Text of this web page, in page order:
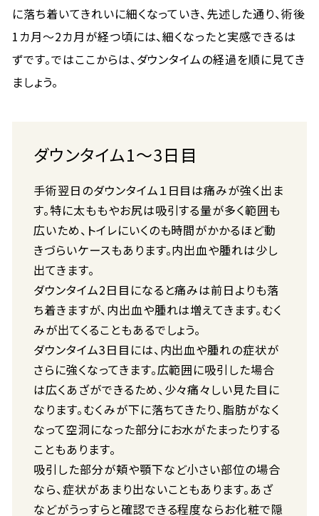
に落ち着いてきれいに細くなっていき、先述した通り、術後
1カ月〜2カ月が経つ頃には、細くなったと実感できるは
ずです。ではここからは、ダウンタイムの経過を順に見てき
ましょう。
ダウンタイム1～3日目
手術翌日のダウンタイム１日目は痛みが強く出ま
す。特に太ももやお尻は吸引する量が多く範囲も
広いため、トイレにいくのも時間がかかるほど動
きづらいケースもあります。内出血や腫れは少し
出てきます。
ダウンタイム2日目になると痛みは前日よりも落
ち着きますが、内出血や腫れは増えてきます。むく
みが出てくることもあるでしょう。
ダウンタイム3日目には、内出血や腫れの症状が
さらに強くなってきます。広範囲に吸引した場合
は広くあざができるため、少々痛々しい見た目に
なります。むくみが下に落ちてきたり、脂肪がなく
なって空洞になった部分にお水がたまったりする
こともあります。
吸引した部分が頬や顎下など小さい部位の場合
なら、症状があまり出ないこともあります。あざ
などがうっすらと確認できる程度ならお化粧で隠